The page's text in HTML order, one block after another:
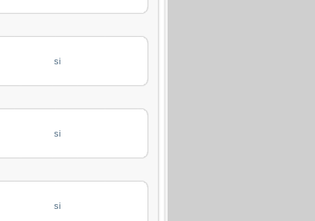
si
si
si